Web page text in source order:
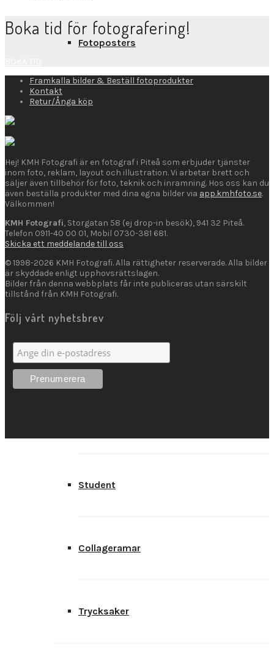
Fotoposters
Kort
Presentkort
Posters
Prints
Ramar
Student
Collageramar
Trycksaker
Boka tid för fotografering!
Framkalla bilder & Beställ fotoprodukter
Kontakt
Retur/Ånga köp
Hej! KMH Fotografi är en fotograf i Piteå som erbjuder tjänster
inom foto, reklam, layout och illustration. Vi arbetar brett och
säljer även tillbehör för foto, teknik och inramning. Hos oss kan du
även beställa produkter med dina egna bilder via app.kmhfoto.se.
Välkommen!
KMH Fotografi, Storgatan 58 (ej drop-in besök), 941 32 Piteå.
Telefon 0911-40 00 01, Mobil 0730-381 681.
Skicka ett meddelande till oss
© 1998-2026 KMH Fotografi. Alla rättigheter reserverade. Alla bilder
är skyddade enligt upphovsrättslagen.
Bilder från denna webbplats får inte publiceras utan särskilt
tillstånd från KMH Fotografi.
Följ vårt nyhetsbrev